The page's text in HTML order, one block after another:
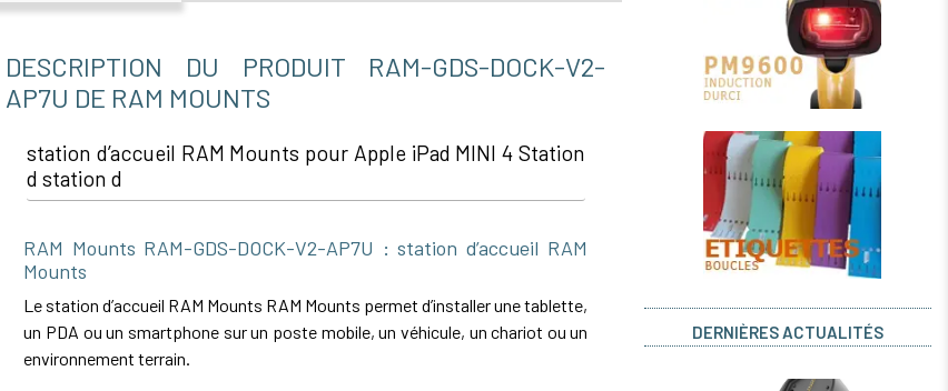
DESCRIPTION DU PRODUIT RAM-GDS-DOCK-V2-
AP7U DE RAM MOUNTS
station d’accueil RAM Mounts pour Apple iPad MINI 4 Station
d station d
RAM Mounts RAM-GDS-DOCK-V2-AP7U : station d’accueil RAM
Mounts
Le station d’accueil RAM Mounts RAM Mounts permet d’installer une tablette,
un PDA ou un smartphone sur un poste mobile, un véhicule, un chariot ou un
environnement terrain.
DERNIÈRES ACTUALITÉS